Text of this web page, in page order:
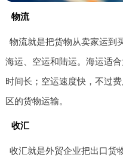
物流
物流就是把货物从卖家运到
海运、空运和陆运。海运适
时间长；空运速度快，不过
区的货物运输。
收汇
收汇就是外贸企业把出口货